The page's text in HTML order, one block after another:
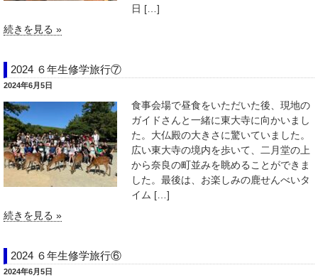
日 […]
続きを見る »
2024 ６年生修学旅行⑦
2024年6月5日
食事会場で昼食をいただいた後、現地の
ガイドさんと一緒に東大寺に向かいまし
た。大仏殿の大きさに驚いていました。
広い東大寺の境内を歩いて、二月堂の上
から奈良の町並みを眺めることができま
した。最後は、お楽しみの鹿せんべいタ
イム […]
続きを見る »
2024 ６年生修学旅行⑥
2024年6月5日